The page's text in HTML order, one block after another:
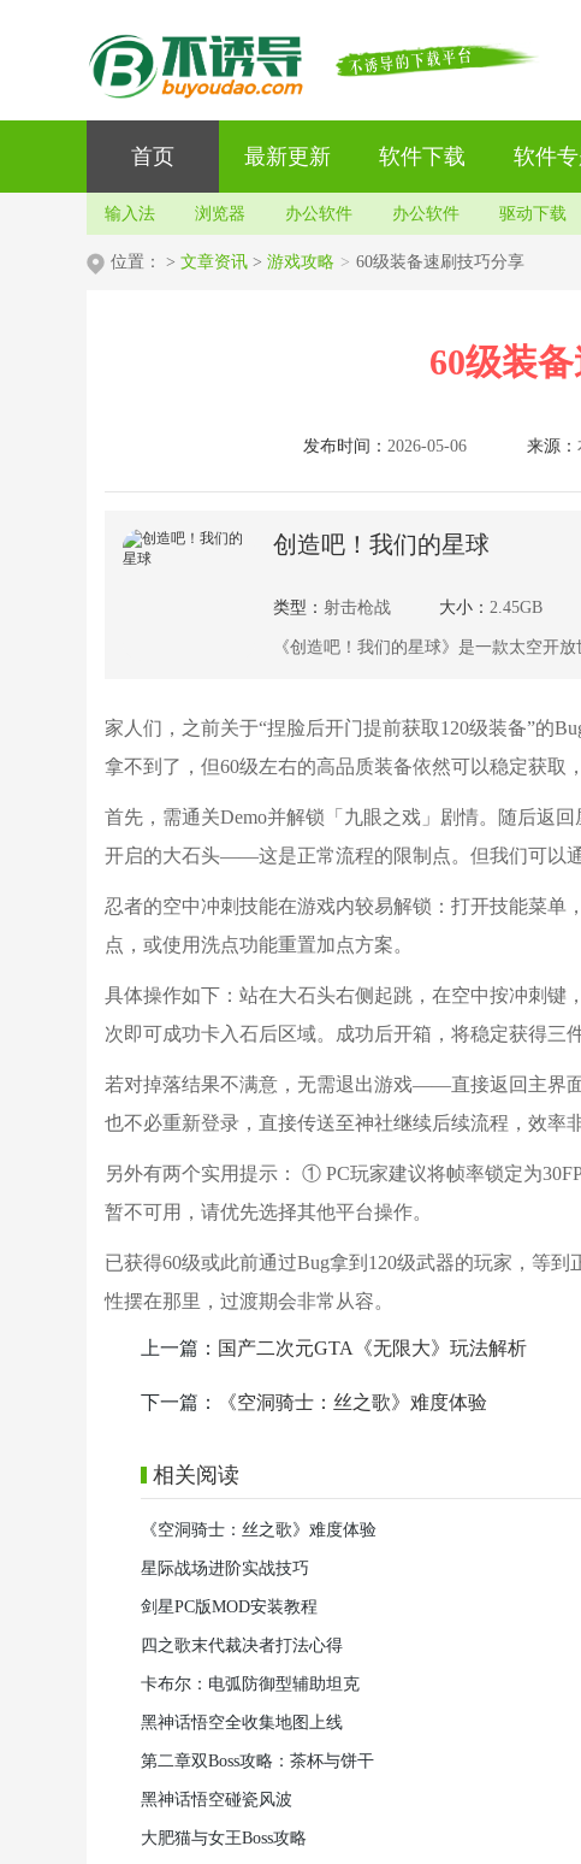
首页 最新更新 软件下载 软件
输入法 浏览器 办公软件 办公软件 驱动下载
位置： > 文章资讯 > 游戏攻略 > 60级装备速刷技巧分享
60级装
发布时间： 2026-05-06 来源：
创造吧！我们的星球
类型： 射击枪战 大小： 2.45GB
《创造吧！我们的星球》是一款太空开
家人们，之前关于“捏脸后开门提前获取120级装备”的
拿不到了，但60级左右的高品质装备依然可以稳定获取
首先，需通关Demo并解锁「九眼之戏」剧情。随后返
开启的大石头——这是正常流程的限制点。但我们可以
忍者的空中冲刺技能在游戏内较易解锁：打开技能菜
点，或使用洗点功能重置加点方案。
具体操作如下：站在大石头右侧起跳，在空中按冲刺键
次即可成功卡入石后区域。成功后开箱，将稳定获得三
若对掉落结果不满意，无需退出游戏——直接返回主界
也不必重新登录，直接传送至神社继续后续流程，效率非
另外有两个实用提示： ① PC玩家建议将帧率锁定为
暂不可用，请优先选择其他平台操作。
已获得60级或此前通过Bug拿到120级武器的玩家，等
性摆在那里，过渡期会非常从容。
上一篇： 国产二次元GTA《无限大》玩法解析
下一篇： 《空洞骑士：丝之歌》难度体验
相关阅读
《空洞骑士：丝之歌》难度体验
星际战场进阶实战技巧
剑星PC版MOD安装教程
四之歌末代裁决者打法心得
卡布尔：电弧防御型辅助坦克
黑神话悟空全收集地图上线
第二章双Boss攻略：茶杯与饼干
黑神话悟空碰瓷风波
大肥猫与女王Boss攻略